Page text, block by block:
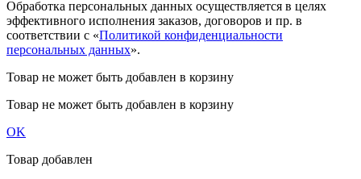
Обработка персональных данных осуществляется в целях
эффективного исполнения заказов, договоров и пр. в
соответствии с «Политикой конфиденциальности
персональных данных».
Товар не может быть добавлен в корзину
Товар не может быть добавлен в корзину
OK
Товар добавлен